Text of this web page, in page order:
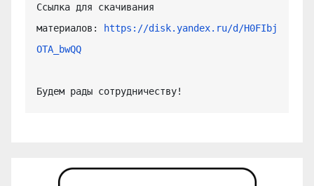
Ссылка для скачивания
материалов:
https://disk.yandex.ru/d/H0FIbj
OTA_bwQQ
Будем рады сотрудничеству!